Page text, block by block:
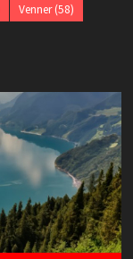
Venner(58)